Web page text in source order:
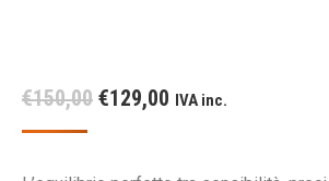
€150,00 Il
€129,00 IlIVA inc.